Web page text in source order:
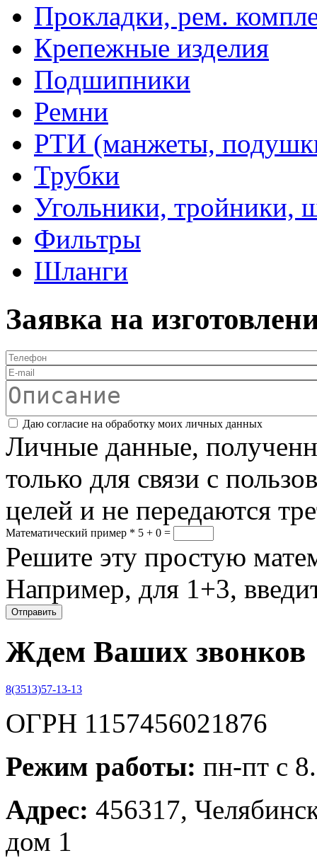
Прокладки, рем.
Крепежные изделия
Подшипники
Ремни
РТИ (манжеты,
Трубки
Угольники, тройники,
Фильтры
Шланги
Заявка на
Телефон
E-mail
Описание
Соглашение*
Даю согласие на обработку моих личных данных
Личные данные,
только для связи с
целей и не передаются
Математический пример * 5 + 0 =
Решите эту простую
Например, для 1+3,
Ждем Ваших звонков
8(3513)57-13-13
ОГРН 1157456021876
Режим работы: пн-пт с
Адрес: 456317,
дом 1